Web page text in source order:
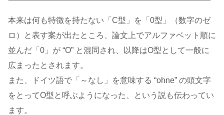
本来は何も特徴を持たない「C型」を「0型」（数字のゼ
ロ）と表す案が出たところ、論文上でアルファベット順に
並んだ「0」が “O” と混同され、以降はO型として一般に
広まったとされます。
また、ドイツ語で「～なし」を意味する “ohne” の頭文字
をとってO型と呼ぶようになった、という説も伝わってい
ます。